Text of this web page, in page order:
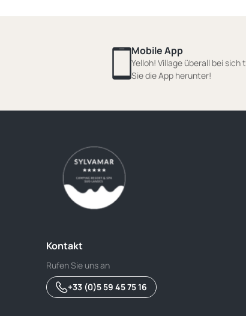
Mobile App
Yelloh! Village überall bei sich
Sie die App herunter!
Kontakt
Rufen Sie uns an
+33 (0)5 59 45 75 16